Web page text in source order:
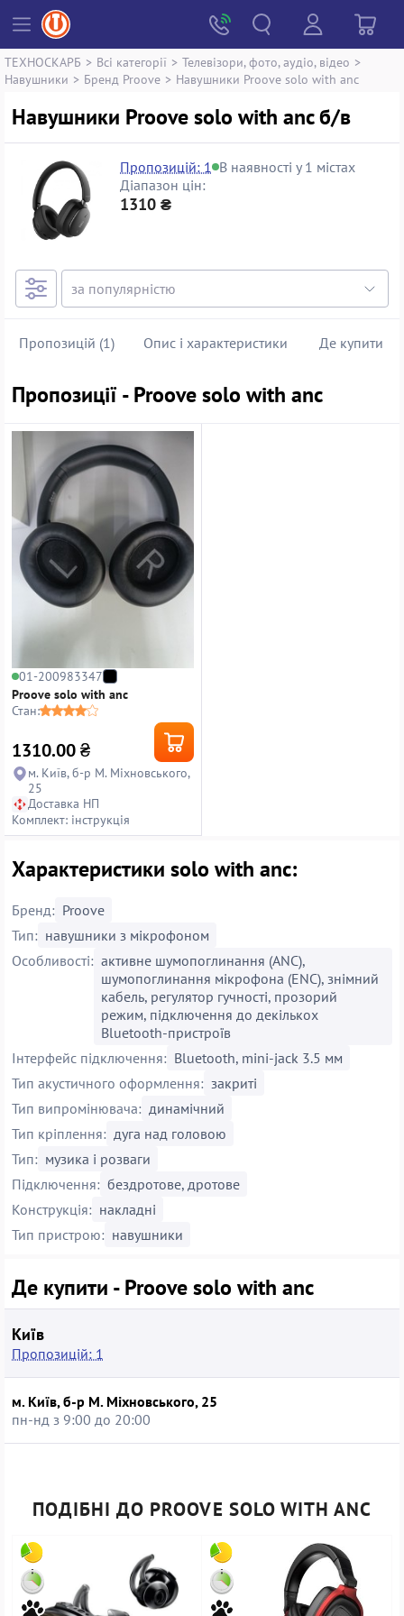
ТЕХНОСКАРБ > Всі категорії > Телевізори, фото, аудіо, відео >
Навушники > Бренд Proove > Навушники Proove solo with anc
Навушники Proove solo with anc б/в
Пропозицій: 1 В наявності у 1 містах
Діапазон цін:
1310 ₴
Пропозицій (1) Опис і характеристики Де купити
Пропозиції - Proove solo with anc
01-200983347
Proove solo with anc
Стан:
1310.00₴
м. Київ, б-р М. Міхновського,
25
Доставка НП
Комплект: інструкція
Характеристики solo with anc:
Бренд: Proove
Тип: навушники з мікрофоном
Особливості: активне шумопоглинання (ANC),
шумопоглинання мікрофона (ENC), знімний
кабель, регулятор гучності, прозорий
режим, підключення до декількох
Bluetooth-пристроїв
Інтерфейс підключення: Bluetooth, mini-jack 3.5 мм
Тип акустичного оформлення: закриті
Тип випромінювача: динамічний
Тип кріплення: дуга над головою
Тип: музика і розваги
Підключення: бездротове, дротове
Конструкція: накладні
Тип пристрою: навушники
Де купити - Proove solo with anc
Київ
Пропозицій: 1
м. Київ, б-р М. Міхновського, 25
пн-нд з 9:00 до 20:00
ПОДІБНІ ДО PROOVE SOLO WITH ANC